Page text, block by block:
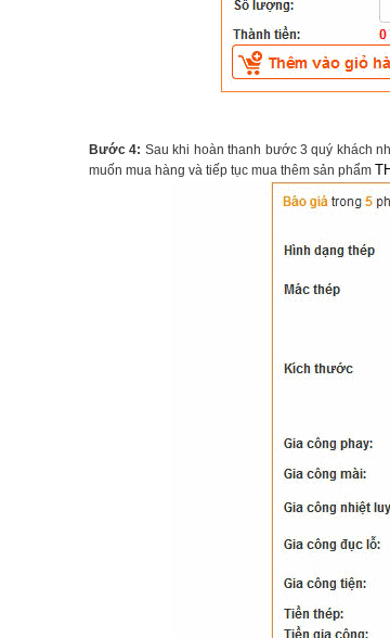
Bước 4: Sau khi hoàn thanh bước 3 quý khách
muốn mua hàng và tiếp tục mua thêm sản phẩm